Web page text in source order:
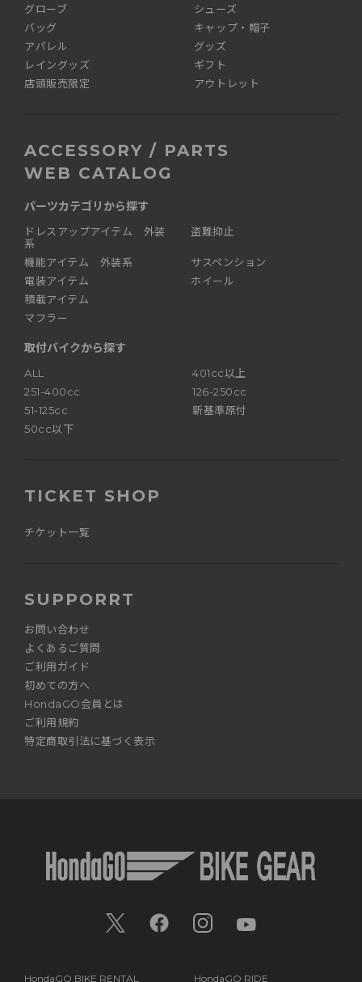
グローブ
シューズ
バッグ
キャップ・帽子
アパレル
グッズ
レイングッズ
ギフト
店頭販売限定
アウトレット
ACCESSORY / PARTS
WEB CATALOG
パーツカテゴリから探す
ドレスアップアイテム 外装
系
機能アイテム 外装系
電装アイテム
積載アイテム
マフラー
盗難抑止
サスペンション
ホイール
取付バイクから探す
ALL
401cc以上
251-400cc
126-250cc
51-125cc
新基準原付
50cc以下
TICKET SHOP
チケット一覧
SUPPORRT
お問い合わせ
よくあるご質問
ご利用ガイド
初めての方へ
HondaGO会員とは
ご利用規約
特定商取引法に基づく表示
HondaGO BIKE RENTAL HondaGO RIDE